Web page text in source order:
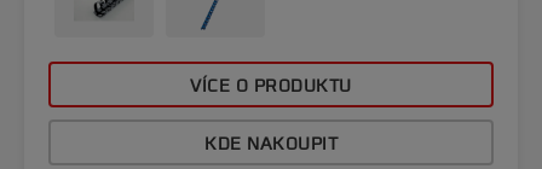
VÍCE O PRODUKTU
KDE NAKOUPIT